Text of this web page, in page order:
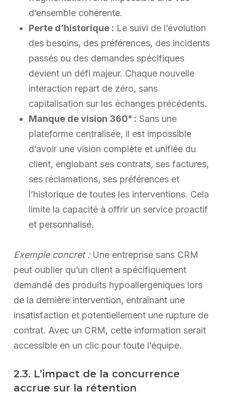
d’ensemble cohérente.
Perte d’historique : Le suivi de l’évolution
des besoins, des préférences, des incidents
passés ou des demandes spécifiques
devient un défi majeur. Chaque nouvelle
interaction repart de zéro, sans
capitalisation sur les échanges précédents.
Manque de vision 360° : Sans une
plateforme centralisée, il est impossible
d’avoir une vision complète et unifiée du
client, englobant ses contrats, ses factures,
ses réclamations, ses préférences et
l’historique de toutes les interventions. Cela
limite la capacité à offrir un service proactif
et personnalisé.
Exemple concret :Une entreprise sans CRM
peut oublier qu’un client a spécifiquement
demandé des produits hypoallergéniques lors
de la dernière intervention, entraînant une
insatisfaction et potentiellement une rupture de
contrat. Avec un CRM, cette information serait
accessible en un clic pour toute l’équipe.
2.3. L’impact de la concurrence
accrue sur la rétention